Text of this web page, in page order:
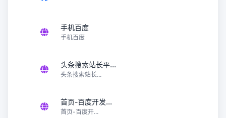
手机百度
手机百度
头条搜索站长平...
头条搜索站长...
首页-百度开发...
首页-百度开...